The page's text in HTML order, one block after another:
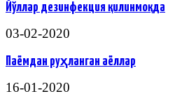
Йўллар дезинфекция қилинмоқда
03-02-2020
Паёмдан руҳланган аёллар
16-01-2020